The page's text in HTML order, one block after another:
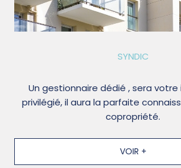
SYNDIC
Un gestionnaire dédié , sera
privilégié, il aura la parfaite
copropriété.
VOIR +